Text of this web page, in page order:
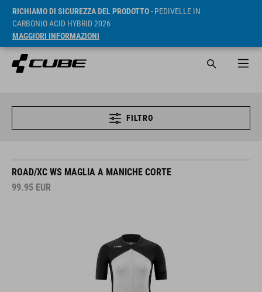
RICHIAMO DI SICUREZZA DEL PRODOTTO- PEDIVELLE IN
CARBONIO ACID HYBRID 2026
MAGGIORI INFORMAZIONI
FILTRO
ROAD/XC WS MAGLIA A MANICHE CORTE
99.95 EUR